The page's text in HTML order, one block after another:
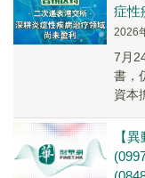
症性
2026
7月
書，
資本
終。
【